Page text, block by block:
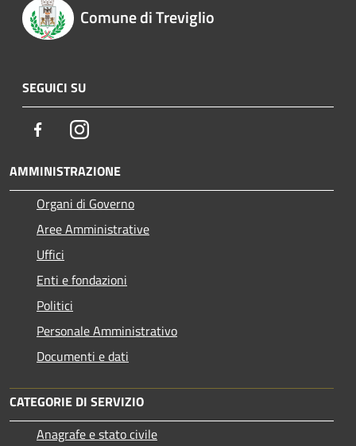
Comune di Treviglio
SEGUICI SU
FacebookInstagram
AMMINISTRAZIONE
Organi di Governo
Aree Amministrative
Uffici
Enti e fondazioni
Politici
Personale Amministrativo
Documenti e dati
CATEGORIE DI SERVIZIO
Anagrafe e stato civile